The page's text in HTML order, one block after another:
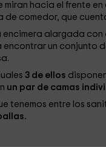
miran hacia el frente en
de comedor, que
encimera alargada con
un conjunto
3 de ellos
un par de camas
tenemos entre los